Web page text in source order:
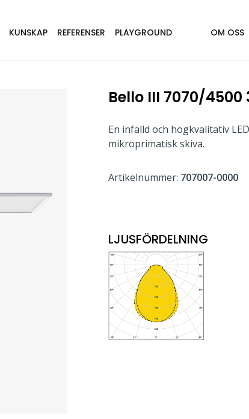
KUNSKAP REFERENSER PLAYGROUND OM OSS
Bello III 7070/4500
En infälld och högkvalitativ
mikroprimatisk skiva.
Artikelnummer: 707007-0000
LJUSFÖRDELNING